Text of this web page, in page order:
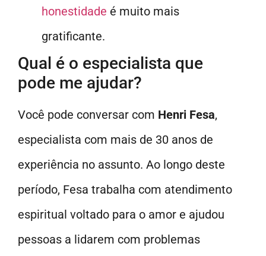
honestidade é muito mais
gratificante.
Qual é o especialista que
pode me ajudar?
Você pode conversar com Henri Fesa,
especialista com mais de 30 anos de
experiência no assunto. Ao longo deste
período, Fesa trabalha com atendimento
espiritual voltado para o amor e ajudou
pessoas a lidarem com problemas